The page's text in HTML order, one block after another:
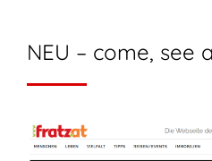
NEU – come, see